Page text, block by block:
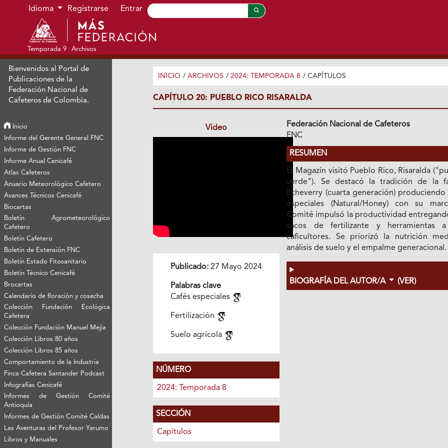
Ir al menú de navegación principal
Ir al contenido principal
Ir al pie de página del sitio
Idioma Registrarse Entrar
Temporada 9 Archivos
Bienvenidos al Portal de
Publicaciones de la
Federación Nacional de
Cafeteros de Colombia.
Inicio
Informe del Gerente General FNC
Informe de Gestión FNC
Informe Anual Cenicafé
Atlas Cafeteros
Anuario Meteorológico Cafetero
Avances Técnicos Cenicafé
Biocartas
Boletín Agrometeorológico
Cafetero
Boletín Cafetero
Boletín de Extensión FNC
Boletín Estado Fitosanitario
Boletín Técnico Cenicafé
Brocartas
Calendario de floración y cosecha
Colección Fundación Ecológica
Cafetera
Colección Fundación Manuel Mejía
Colección Libros 80 años
Colección Libros 85 años
Comportamiento de la Industria
Finca Cafetera Santander Podcast
Infografías Cenicafé
Informes de Gestión Comité
Antioquía
Informes de Gestión Comité Caldas
Las Aventuras del Profesor Yarumo
Libros y Manuales
INICIO / ARCHIVOS / 2024: TEMPORADA 8 / CAPÍTULOS
CAPÍTULO 20: PUEBLO RICO RISARALDA
Video
Publicado:27 Mayo 2024
Palabras clave
Cafés especiales
Fertilización
Suelo agrícola
NÚMERO
2024: Temporada 8
SECCIÓN
Capítulos
Federación Nacional de Cafeteros
FNC
RESUMEN
El Magazín visitó Pueblo Rico, Risaralda
verde"). Se destacó la tradición de la
Echeverry (cuarta generación) produciendo
especiales (Natural/Honey) con su
Comité impulsó la productividad
sacos de fertilizante y herramientas
caficultores. Se priorizó la nutrición
análisis de suelo y el empalme generacional.
BIOGRAFÍA DEL AUTOR/A (VER)